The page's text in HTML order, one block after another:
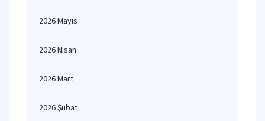
2026 Mayıs
2026 Nisan
2026 Mart
2026 Şubat